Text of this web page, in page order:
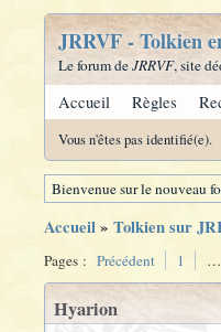
JRRVF - Tolkien
Le forum deJRRVF, site
Accueil Règles
Vous n'êtes pas identifié(e).
Bienvenue sur le nouveau
Accueil» Tolkien sur
Pages : Précédent 1 …
Hyarion